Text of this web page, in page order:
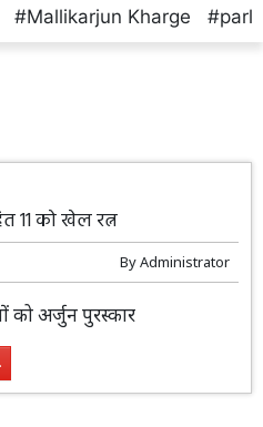
Mallikarjun Kharge
11 को खेल रत्न
ByAdministrator
को अर्जुन पुरस्कार